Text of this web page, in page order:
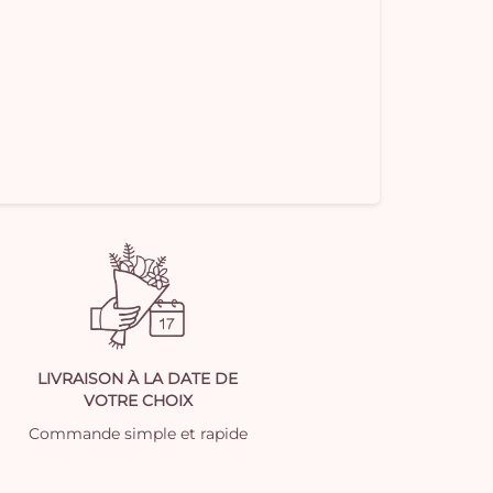
LIVRAISON À LA DATE DE
VOTRE CHOIX
Commande simple et rapide